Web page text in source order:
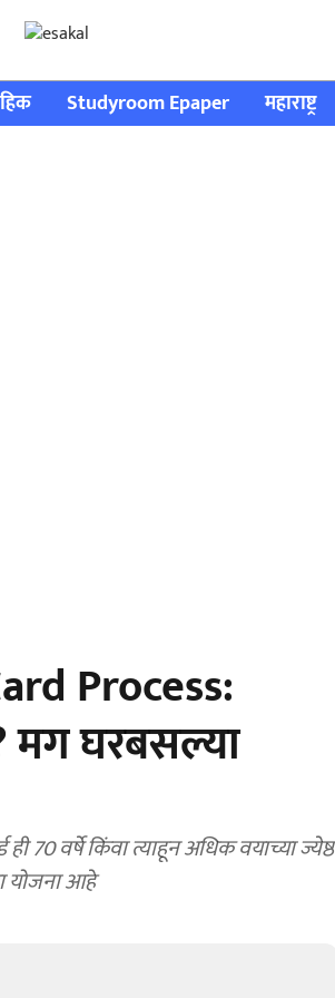
Studyroom Epaper महाराष्ट्र
Process:
मग घरबसल्या
वर्षे किंवा त्याहून अधिक वयाच्या ज्येष्ठ
योजना आहे